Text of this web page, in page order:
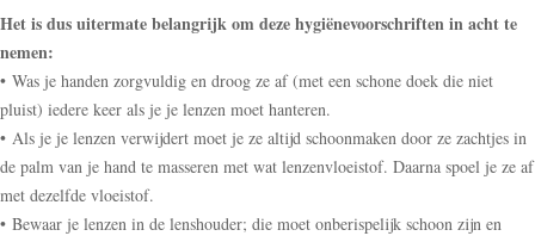
Het is dus uitermate belangrijk om deze hygiënevoorschriften in acht te
nemen:
• Was je handen zorgvuldig en droog ze af (met een schone doek die niet
pluist) iedere keer als je je lenzen moet hanteren.
• Als je je lenzen verwijdert moet je ze altijd schoonmaken door ze zachtjes in
de palm van je hand te masseren met wat lenzenvloeistof. Daarna spoel je ze af
met dezelfde vloeistof.
• Bewaar je lenzen in de lenshouder; die moet onberispelijk schoon zijn en